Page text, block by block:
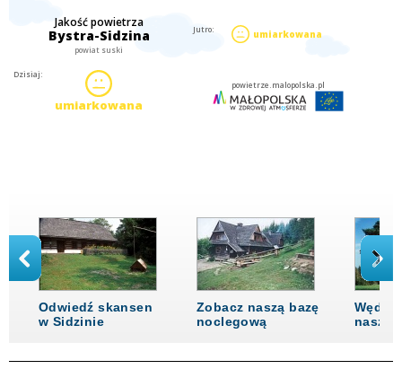
Odwiedź skansen
w Sidzinie
Zobacz naszą bazę
noclegową
naszej